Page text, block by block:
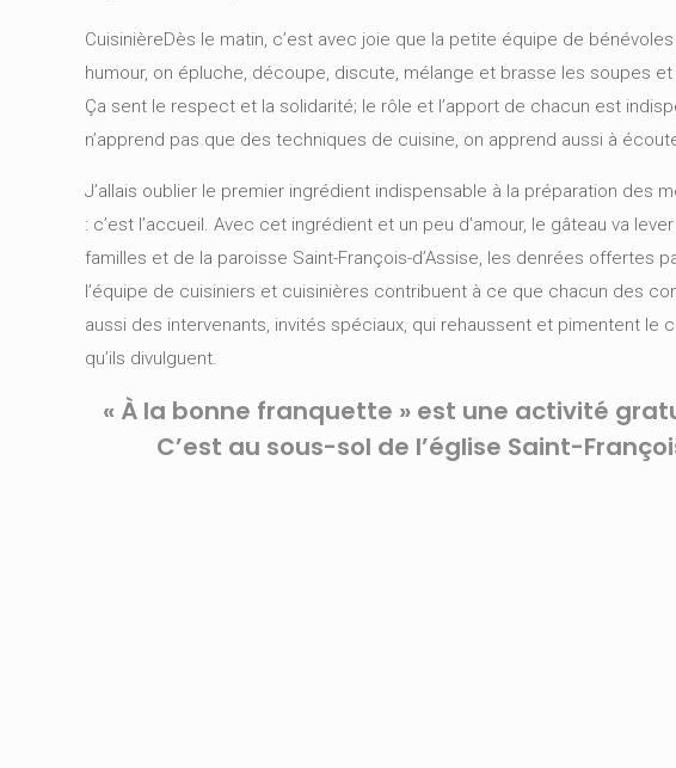
CuisinièreDès le matin, c’est avec joie que la petite équipe de
humour, on épluche, découpe, discute, mélange et brasse les soupes
Ça sent le respect et la solidarité; le rôle et l’apport de chacun est
n’apprend pas que des techniques de cuisine, on apprend aussi à
J’allais oublier le premier ingrédient indispensable à la préparation des
: c’est l’accueil. Avec cet ingrédient et un peu d’amour, le gâteau va
familles et de la paroisse Saint-François-d’Assise, les denrées offertes
l’équipe de cuisiniers et cuisinières contribuent à ce que chacun des
aussi des intervenants, invités spéciaux, qui rehaussent et pimentent
qu’ils divulguent.
« À la bonne franquette » est une activité
C’est au sous-sol de l’église Saint-